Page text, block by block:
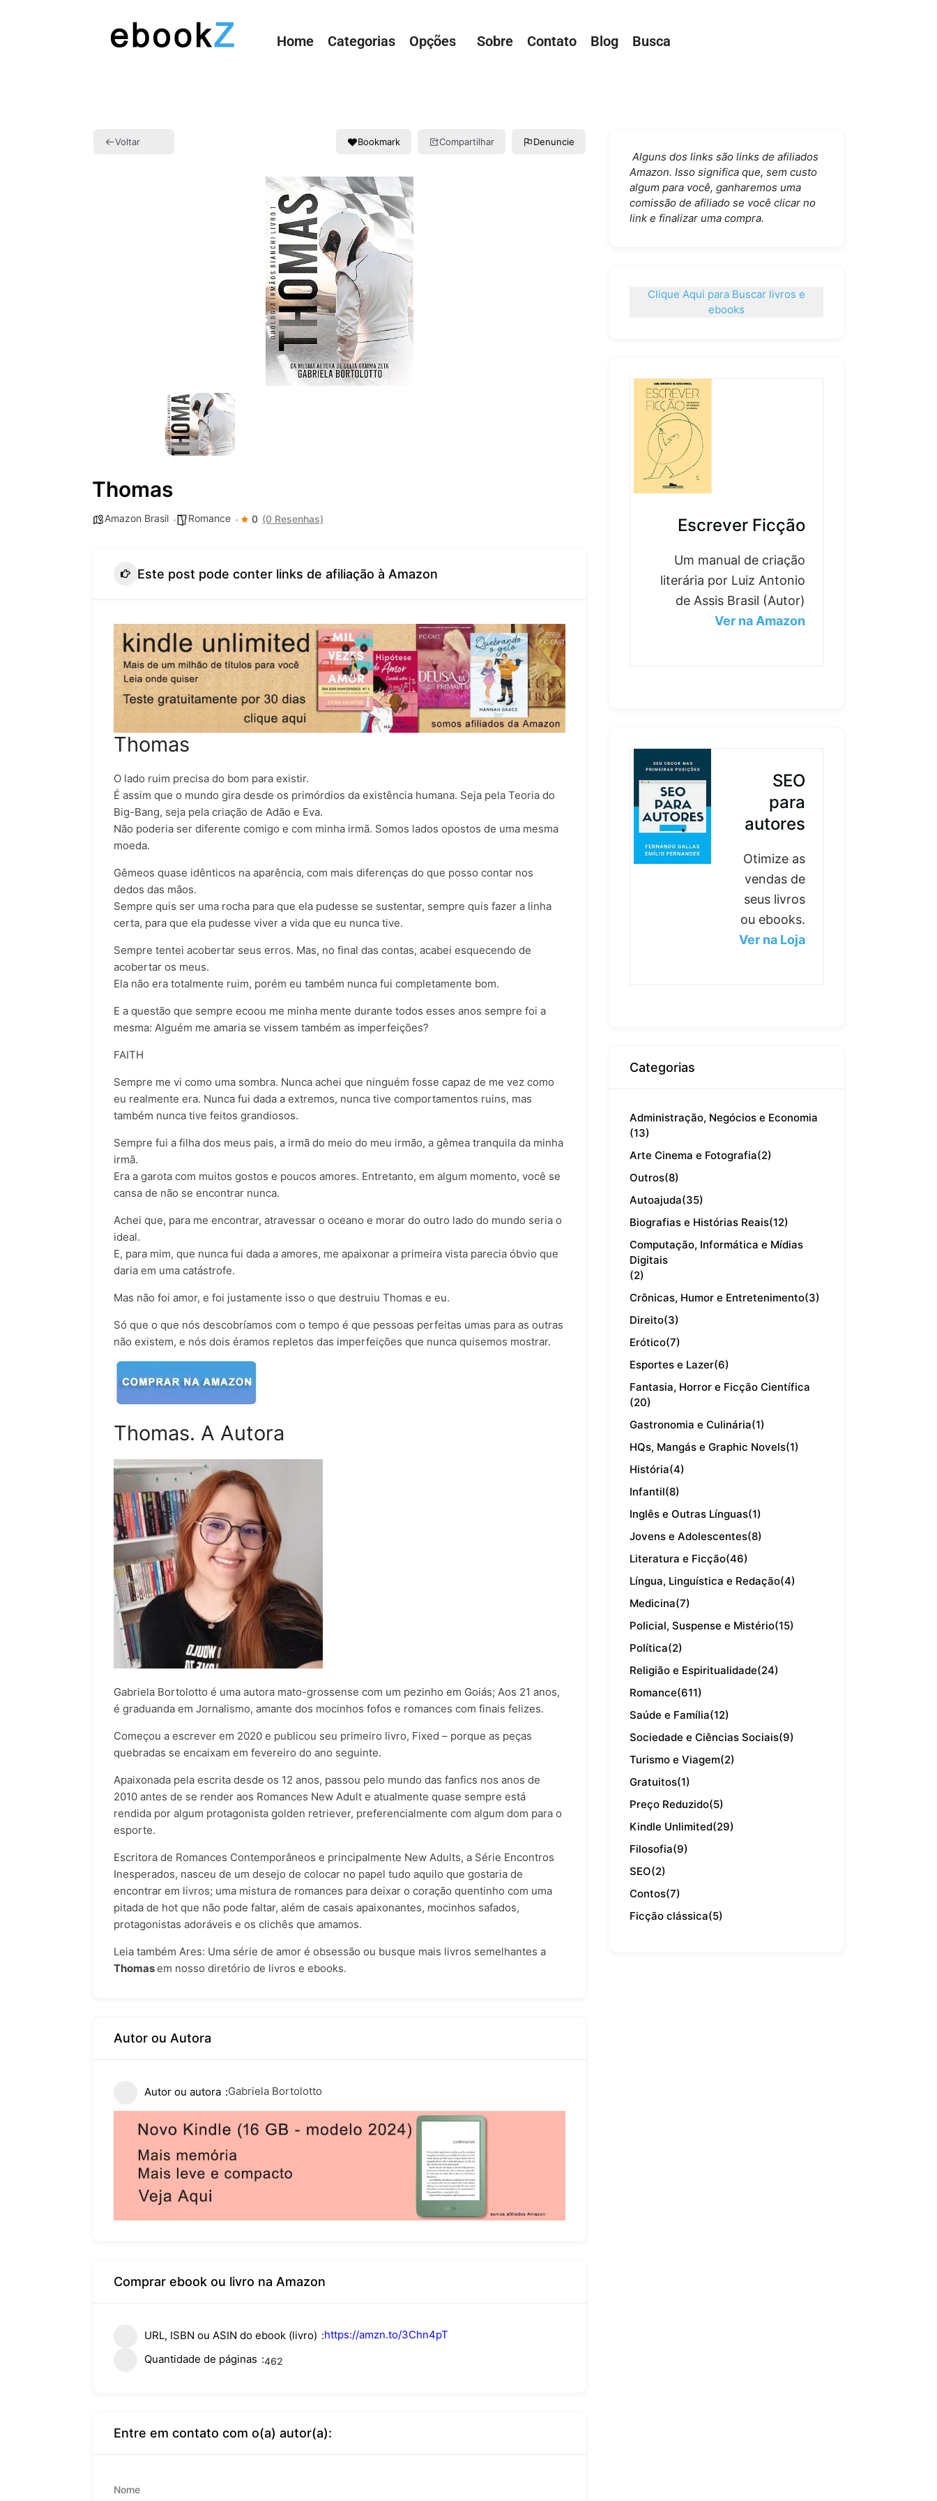
Home Categorias Opções Sobre Contato Blog Busca
Voltar Bookmark Compartilhar Denuncie
Thomas
Amazon Brasil Romance 0 (0 Resenhas)
Este post pode conter links de afiliação à Amazon
Thomas
O lado ruim precisa do bom para existir.
É assim que o mundo gira desde os primórdios da existência humana. Seja pela Teoria do
Big-Bang, seja pela criação de Adão e Eva.
Não poderia ser diferente comigo e com minha irmã. Somos lados opostos de uma mesma
moeda.
Gêmeos quase idênticos na aparência, com mais diferenças do que posso contar nos
dedos das mãos.
Sempre quis ser uma rocha para que ela pudesse se sustentar, sempre quis fazer a linha
certa, para que ela pudesse viver a vida que eu nunca tive.
Sempre tentei acobertar seus erros. Mas, no final das contas, acabei esquecendo de
acobertar os meus.
Ela não era totalmente ruim, porém eu também nunca fui completamente bom.
E a questão que sempre ecoou me minha mente durante todos esses anos sempre foi a
mesma: Alguém me amaria se vissem também as imperfeições?
FAITH
Sempre me vi como uma sombra. Nunca achei que ninguém fosse capaz de me vez como
eu realmente era. Nunca fui dada a extremos, nunca tive comportamentos ruins, mas
também nunca tive feitos grandiosos.
Sempre fui a filha dos meus pais, a irmã do meio do meu irmão, a gêmea tranquila da minha
irmã.
Era a garota com muitos gostos e poucos amores. Entretanto, em algum momento, você se
cansa de não se encontrar nunca.
Achei que, para me encontrar, atravessar o oceano e morar do outro lado do mundo seria o
ideal.
E, para mim, que nunca fui dada a amores, me apaixonar a primeira vista parecia óbvio que
daria em uma catástrofe.
Mas não foi amor, e foi justamente isso o que destruiu Thomas e eu.
Só que o que nós descobríamos com o tempo é que pessoas perfeitas umas para as outras
não existem, e nós dois éramos repletos das imperfeições que nunca quisemos mostrar.
Thomas. A Autora
Gabriela Bortolotto é uma autora mato-grossense com um pezinho em Goiás; Aos 21 anos,
é graduanda em Jornalismo, amante dos mocinhos fofos e romances com finais felizes.
Começou a escrever em 2020 e publicou seu primeiro livro, Fixed – porque as peças
quebradas se encaixam em fevereiro do ano seguinte.
Apaixonada pela escrita desde os 12 anos, passou pelo mundo das fanfics nos anos de
2010 antes de se render aos Romances New Adult e atualmente quase sempre está
rendida por algum protagonista golden retriever, preferencialmente com algum dom para o
esporte.
Escritora de Romances Contemporâneos e principalmente New Adults, a Série Encontros
Inesperados, nasceu de um desejo de colocar no papel tudo aquilo que gostaria de
encontrar em livros; uma mistura de romances para deixar o coração quentinho com uma
pitada de hot que não pode faltar, além de casais apaixonantes, mocinhos safados,
protagonistas adoráveis e os clichês que amamos.
Leia também Ares: Uma série de amor é obsessão ou busque mais livros semelhantes a
Thomasem nosso diretório de livros e ebooks.
Autor ou Autora
Autor ou autora Gabriela Bortolotto
Comprar ebook ou livro na Amazon
URL, ISBN ou ASIN do ebook (livro)
https://amzn.to/3Chn4pT
Quantidade de páginas
462
Entre em contato com o(a) autor(a):
Alguns dos links são links de afiliados
Amazon. Isso significa que, sem custo
algum para você, ganharemos uma
comissão de afiliado se você clicar no
link e finalizar uma compra.
Clique Aqui para Buscar livros e
ebooks
Escrever Ficção
Um manual de criação
literária por Luiz Antonio
de Assis Brasil (Autor)
Ver na Amazon
SEO
para
autores
Otimize as
vendas de
seus livros
ou ebooks.
Ver na Loja
Categorias
Administração, Negócios e Economia
(13)
Arte Cinema e Fotografia(2)
Outros(8)
Autoajuda(35)
Biografias e Histórias Reais(12)
Computação, Informática e Mídias
Digitais
(2)
Crônicas, Humor e Entretenimento(3)
Direito(3)
Erótico(7)
Esportes e Lazer(6)
Fantasia, Horror e Ficção Científica
(20)
Gastronomia e Culinária(1)
HQs, Mangás e Graphic Novels(1)
História(4)
Infantil(8)
Inglês e Outras Línguas(1)
Jovens e Adolescentes(8)
Literatura e Ficção(46)
Língua, Linguística e Redação(4)
Medicina(7)
Policial, Suspense e Mistério(15)
Política(2)
Religião e Espiritualidade(24)
Romance(611)
Saúde e Família(12)
Sociedade e Ciências Sociais(9)
Turismo e Viagem(2)
Gratuitos(1)
Preço Reduzido(5)
Kindle Unlimited(29)
Filosofia(9)
SEO(2)
Contos(7)
Ficção clássica(5)